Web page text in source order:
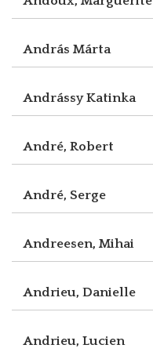
András Márta
Andrássy Katinka
André, Robert
André, Serge
Andreesen, Mihai
Andrieu, Danielle
Andrieu, Lucien